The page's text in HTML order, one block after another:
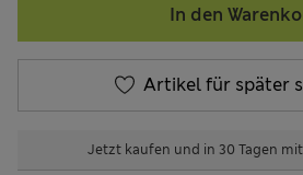
In den
Artikel für später
Jetzt kaufen und in 30 Tagen mit